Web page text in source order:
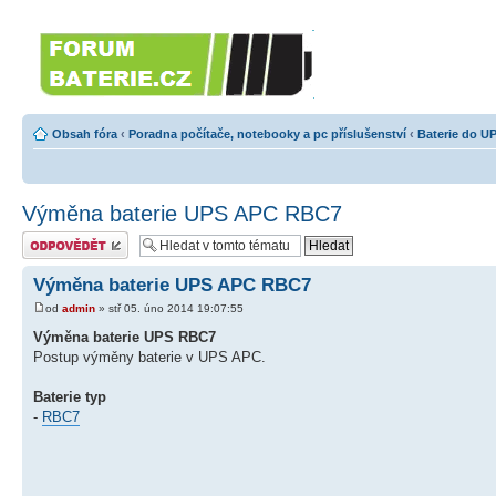
Obsah fóra ‹ Poradna počítače, notebooky a pc příslušenství ‹ Baterie do
Výměna baterie UPS APC RBC7
Odeslat odpověď
Výměna baterie UPS APC RBC7
od admin » stř 05. úno 2014 19:07:55
Výměna baterie UPS RBC7
Postup výměny baterie v UPS APC.
Baterie typ
- RBC7